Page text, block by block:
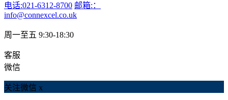
电话:021-6312-8700 邮箱:：
info@connexcel.co.uk
周一至五 9:30-18:30
客服
微信
关注微信 x